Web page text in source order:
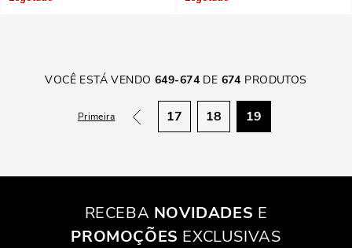
Indisponível Indisponível
VOCÊ ESTÁ VENDO 649-674 DE 674 PRODUTOS
Primeira 17 18 19
RECEBA NOVIDADES E
PROMOÇÕES EXCLUSIVAS